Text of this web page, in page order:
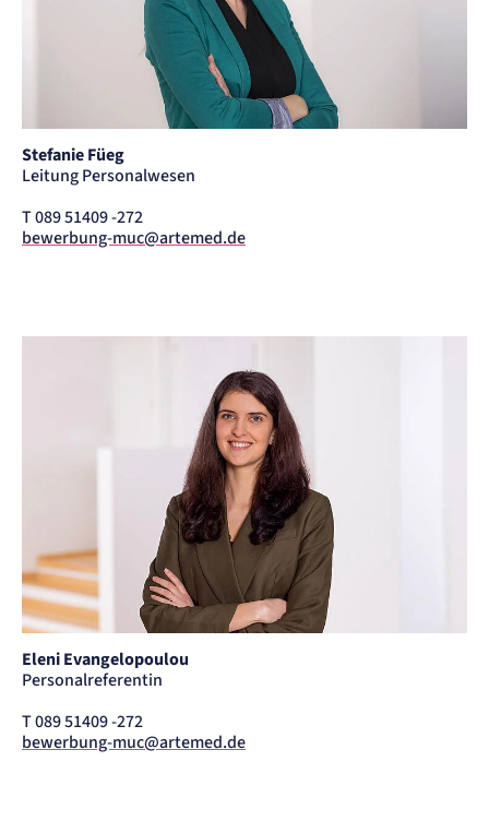
Stefanie Füeg
Leitung Personalwesen
T 089 51409 -272
bewerbung-muc@artemed.de
Eleni Evangelopoulou
Personalreferentin
T 089 51409 -272
bewerbung-muc@artemed.de